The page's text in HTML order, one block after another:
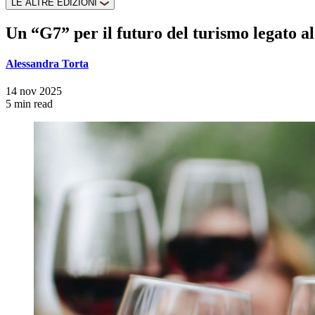
LE ALTRE EDIZIONI
Un “G7” per il futuro del turismo legato
Alessandra Torta
14 nov 2025
5 min read